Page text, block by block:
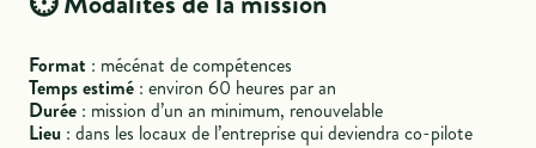
‍Format : mécénat de compétences
Temps estimé : environ 60 heures par an
Durée : mission d’un an minimum, renouvelable
Lieu : dans les locaux de l’entreprise qui deviendra co-pilote